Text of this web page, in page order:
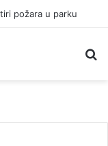
požara u parku